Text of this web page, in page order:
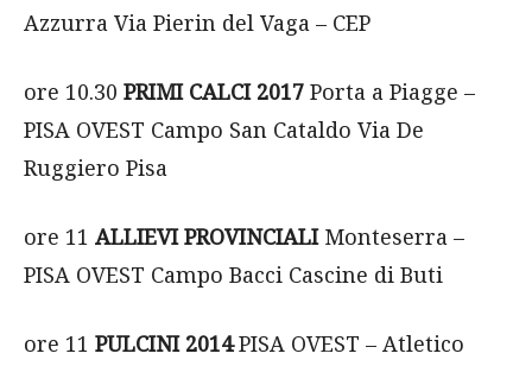
Azzurra Via Pierin del Vaga – CEP
ore 10.30 PRIMI CALCI 2017 Porta a Piagge –
PISA OVEST Campo San Cataldo Via De
Ruggiero Pisa
ore 11 ALLIEVI PROVINCIALIMonteserra –
PISA OVEST Campo Bacci Cascine di Buti
ore 11 PULCINI 2014PISA OVEST – Atletico